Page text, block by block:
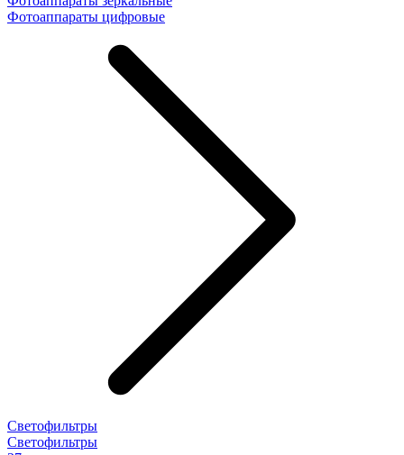
Фотоаппараты цифровые
Светофильтры
Светофильтры